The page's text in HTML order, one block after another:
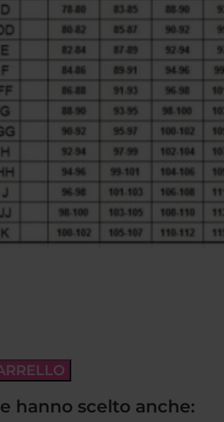
hanno scelto anche: